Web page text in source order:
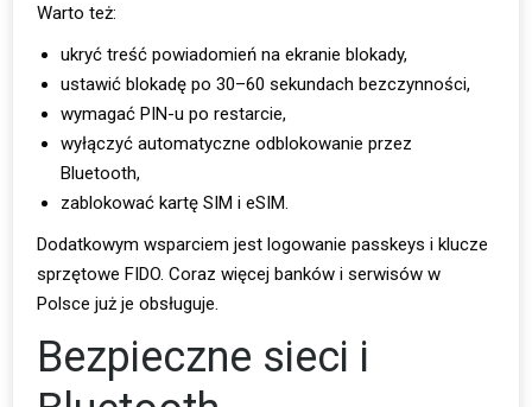
Warto też:
ukryć treść powiadomień na ekranie blokady,
ustawić blokadę po 30–60 sekundach bezczynności,
wymagać PIN-u po restarcie,
wyłączyć automatyczne odblokowanie przez
Bluetooth,
zablokować kartę SIM i eSIM.
Dodatkowym wsparciem jest logowanie passkeys i klucze
sprzętowe FIDO. Coraz więcej banków i serwisów w
Polsce już je obsługuje.
Bezpieczne sieci i